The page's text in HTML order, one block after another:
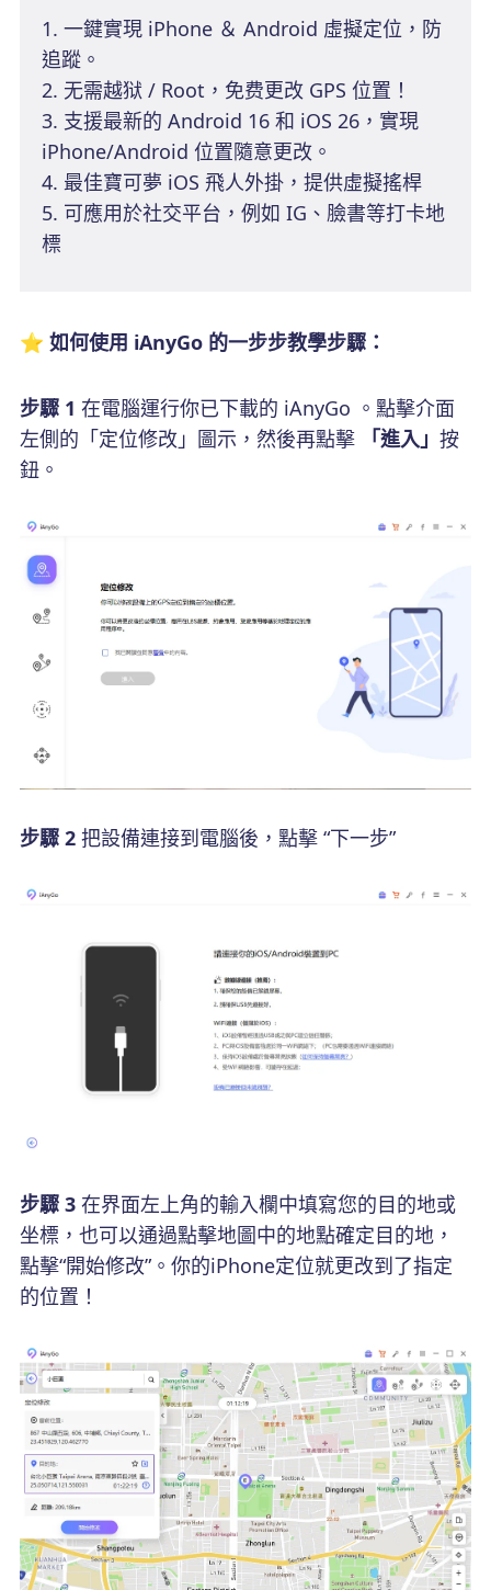
1. 一鍵實現 iPhone ＆ Android 虛擬定位，防
追蹤。
2. 无需越狱 / Root，免费更改 GPS 位置！
3. 支援最新的 Android 16 和 iOS 26，實現
iPhone/Android 位置隨意更改。
4. 最佳寶可夢 iOS 飛人外掛，提供虛擬搖桿
5. 可應用於社交平台，例如 IG、臉書等打卡地
標
⭐ 如何使用 iAnyGo 的一步步教學步驟：
步驟 1 在電腦運行你已下載的 iAnyGo 。點擊介面
左側的「定位修改」圖示，然後再點擊
「進入」 按
鈕。
步驟 2 把設備連接到電腦後，點擊 “下一步”
步驟 3 在界面左上角的輸入欄中填寫您的目的地或
坐標，也可以通過點擊地圖中的地點確定目的地，
點擊“開始修改”。你的iPhone定位就更改到了指定
的位置！